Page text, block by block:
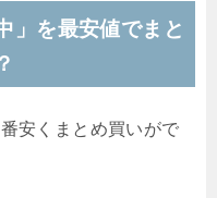
」を最安値でまと
安くまとめ買いがで